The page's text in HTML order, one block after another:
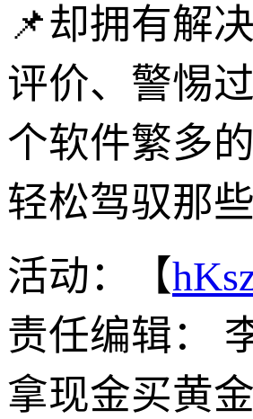
📌却拥有解
评价、警惕
个软件繁多
轻松驾驭那
活动：【
责任编辑：
拿现金买黄